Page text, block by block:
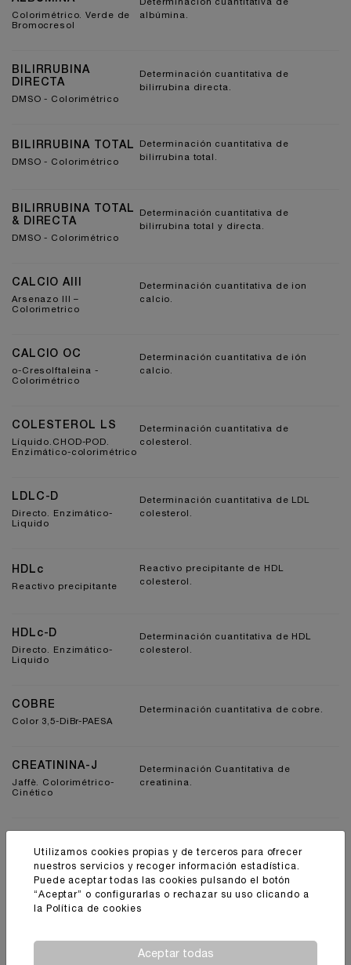
Colorimétrico. Verde de
Bromocresol
Determinación cuantitativa de
albúmina.
BILIRRUBINA
DIRECTA
DMSO - Colorimétrico
Determinación cuantitativa de
bilirrubina directa.
BILIRRUBINA TOTAL
DMSO - Colorimétrico
Determinación cuantitativa de
bilirrubina total.
BILIRRUBINA TOTAL
& DIRECTA
DMSO - Colorimétrico
Determinación cuantitativa de
bilirrubina total y directa.
CALCIO AIII
Arsenazo III –
Colorimetrico
Determinación cuantitativa de ion
calcio.
CALCIO OC
o-Cresolftaleina -
Colorimétrico
Determinación cuantitativa de ión
calcio.
COLESTEROL LS
Líquido.CHOD-POD.
Enzimático-colorimétrico
Determinación cuantitativa de
colesterol.
LDLC-D
Directo. Enzimático-
Liquido
Determinación cuantitativa de LDL
colesterol.
HDLc
Reactivo precipitante
Reactivo precipitante de HDL
colesterol.
HDLc-D
Directo. Enzimático-
Liquido
Determinación cuantitativa de HDL
colesterol.
COBRE
Color 3,5-DiBr-PAESA
Determinación cuantitativa de cobre.
CREATININA-J
Jaffè. Colorimétrico-
Cinético
Determinación Cuantitativa de
creatinina.
TRINDER.GOD-POD.
Colorimétrico
Determinación cuantitativa de glucosa.
GLUCOSA LS
Utilizamos cookies propias y de terceros para ofrecer
nuestros servicios y recoger información estadística.
Puede aceptar todas las cookies pulsando el botón
“Aceptar” o configurarlas o rechazar su uso clicando a
la Política de cookies
Aceptar todas